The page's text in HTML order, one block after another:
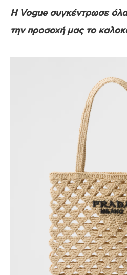
Η Vogue συγκέντρωσε
την προσοχή μας το